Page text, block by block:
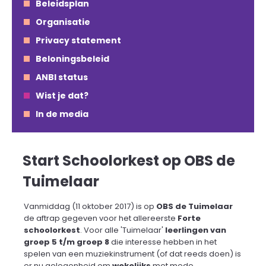
Beleidsplan
Organisatie
Privacy statement
Beloningsbeleid
ANBI status
Wist je dat?
In de media
Start Schoolorkest op OBS de
Tuimelaar
Vanmiddag (11 oktober 2017) is op OBS de Tuimelaar
de aftrap gegeven voor het allereerste Forte
schoolorkest. Voor alle 'Tuimelaar' leerlingen van
groep 5 t/m groep 8die interesse hebben in het
spelen van een muziekinstrument (of dat reeds doen) is